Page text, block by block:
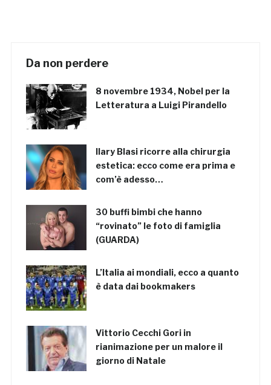
Da non perdere
8 novembre 1934, Nobel per la
Letteratura a Luigi Pirandello
Ilary Blasi ricorre alla chirurgia
estetica: ecco come era prima e
com’è adesso…
30 buffi bimbi che hanno
“rovinato” le foto di famiglia
(GUARDA)
L’Italia ai mondiali, ecco a quanto
è data dai bookmakers
Vittorio Cecchi Gori in
rianimazione per un malore il
giorno di Natale